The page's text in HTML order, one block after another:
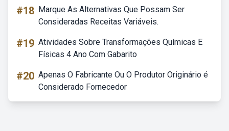
#18 Marque As Alternativas Que Possam Ser
Consideradas Receitas Variáveis.
#19 Atividades Sobre Transformações Químicas E
Físicas 4 Ano Com Gabarito
#20 Apenas O Fabricante Ou O Produtor Originário é
Considerado Fornecedor